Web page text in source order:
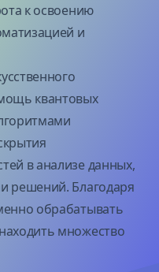
к освоению
и
квантовых
в анализе данных,
решений. Благодаря
обрабатывать
множество